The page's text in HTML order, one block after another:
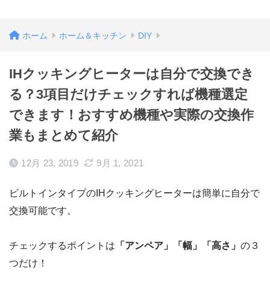
ホーム ホーム＆キッチン DIY
IHクッキングヒーターは自分で交換でき
る？3項目だけチェックすれば機種選定
できます！おすすめ機種や実際の交換作
業もまとめて紹介
12月 23, 2019 9月 1, 2021
ビルトインタイプのIHクッキングヒーターは簡単に自分で
交換可能です。
チェックするポイントは 「アンペア」「幅」「高さ」 の３
つだけ！